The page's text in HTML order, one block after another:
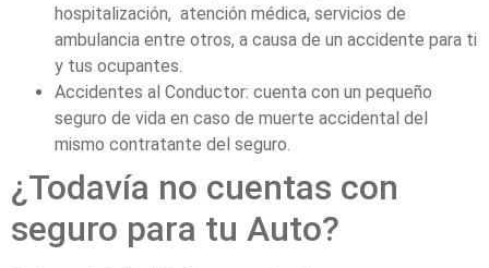
hospitalización, atención médica, servicios de
ambulancia entre otros, a causa de un accidente para ti
y tus ocupantes.
Accidentes al Conductor: cuenta con un pequeño
seguro de vida en caso de muerte accidental del
mismo contratante del seguro.
¿Todavía no cuentas con
seguro para tu Auto?